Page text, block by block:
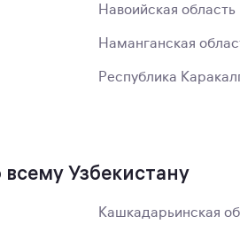
Навоийская область
Наманганская
Республика
Узбекистану
Кашкадарьинская